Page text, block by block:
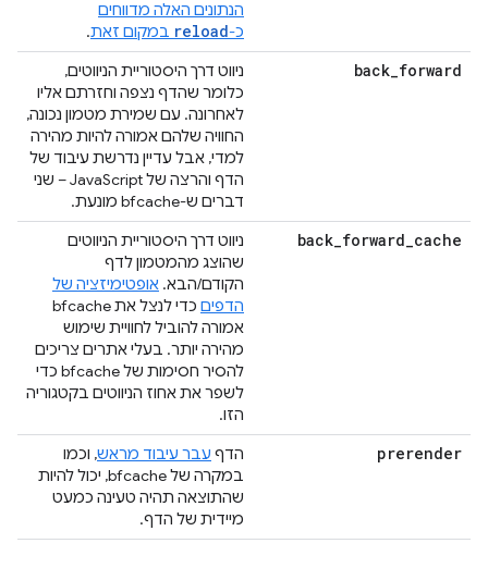
הנתונים האלה מדווחים
כ-reload במקום זאת.
back_forward
ניווט דרך היסטוריית הניווטים,
כלומר שהדף נצפה וחזרתם אליו
לאחרונה. עם שמירת מטמון נכונה,
החוויה שלהם אמורה להיות מהירה
למדי, אבל עדיין נדרשת עיבוד של
הדף והרצה של JavaScript – שני
דברים ש-bfcache מונעת.
back_forward_cache
ניווט דרך היסטוריית הניווטים
שהוצג מהמטמון לדף
הקודם/הבא. אופטימיזציה של
הדפים
כדי לנצל את bfcache
אמורה להוביל לחוויית שימוש
מהירה יותר. בעלי אתרים צריכים
להסיר חסימות של bfcache כדי
לשפר את אחוז הניווטים בקטגוריה
הזו.
prerender הדף עבר עיבוד מראש, וכמו
במקרה של bfcache, יכול להיות
שהתוצאה תהיה טעינה כמעט
מיידית של הדף.